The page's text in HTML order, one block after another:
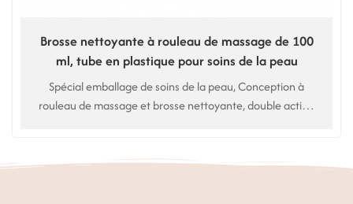
Brosse nettoyante à rouleau de massage de 100
ml, tube en plastique pour soins de la peau
Spécial emballage de soins de la peau, Conception à
rouleau de massage et brosse nettoyante, double action